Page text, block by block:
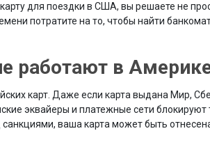
для поездки в США, вы решаете не
потратите на то, чтобы найти
работают в
карт. Даже если карта выдана Мир,
эквайеры и платежные сети блокируют
ваша карта может быть